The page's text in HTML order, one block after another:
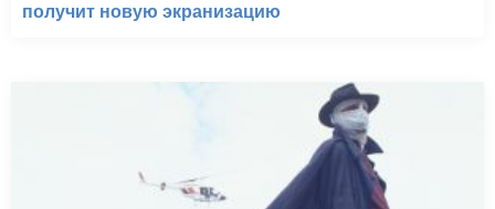
получит новую экранизацию